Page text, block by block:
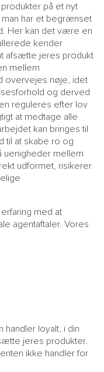
på et nyt
har et begrænset
Her kan det være en
kender
afsætte jeres produkt
mellem
overvejes nøje, idet
og derved
reguleres efter lov
at medtage alle
kan bringes til
til at skabe ro og
uenigheder mellem
udformet, risikerer
med at
agentaftaler. Vores
loyalt, i din
jeres produkter.
ikke handler for